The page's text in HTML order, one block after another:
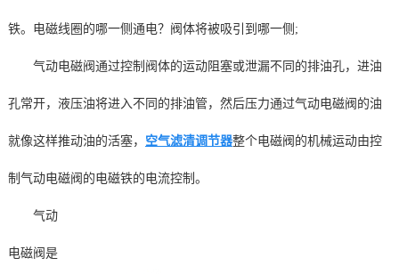
铁。电磁线圈的哪一侧通电？阀体将被吸引到哪一侧;
气动电磁阀通过控制阀体的运动阻塞或泄漏不同的排油孔，进油
孔常开，液压油将进入不同的排油管，然后压力通过气动电磁阀的油
就像这样推动油的活塞， 空气滤清调节器整个电磁阀的机械运动由控
制气动电磁阀的电磁铁的电流控制。
气动
电磁阀是